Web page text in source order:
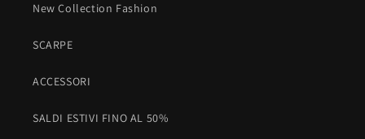
New Collection Fashion
SCARPE
ACCESSORI
SALDI ESTIVI FINO AL 50%